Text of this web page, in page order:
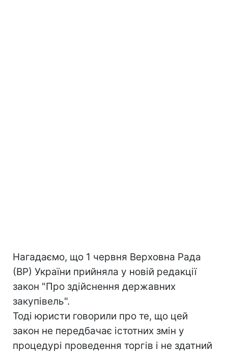
Нагадаємо, що 1 червня Верховна Рада
(ВР) України прийняла у новій редакції
закон "Про здійснення державних
закупівель".
Тоді юристи говорили про те, що цей
закон не передбачає істотних змін у
процедурі проведення торгів і не здатний